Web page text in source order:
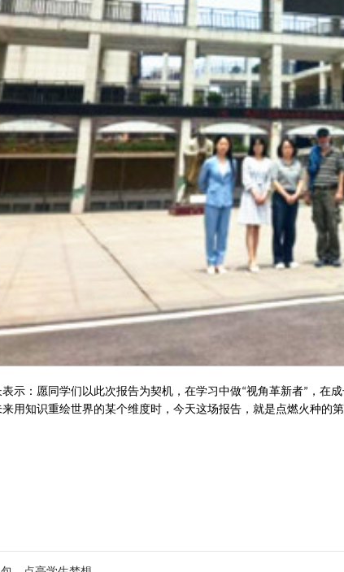
示：愿同学们以此次报告为契机，在学习中做“视角革新者” ，在
用知识重绘世界的某个维度时，今天这场报告，就是点燃火种的第